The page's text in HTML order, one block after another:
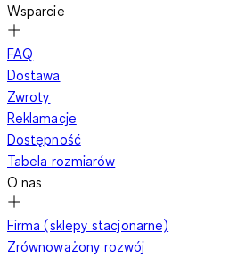
Wsparcie
FAQ
Dostawa
Zwroty
Reklamacje
Dostępność
Tabela rozmiarów
O nas
Firma (sklepy stacjonarne)
Zrównoważony rozwój